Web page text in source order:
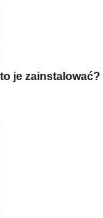
je zainstalować?